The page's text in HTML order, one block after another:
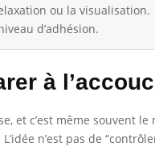
ou la visualisation.
d’adhésion.
à
et c’est même
n’est pas de